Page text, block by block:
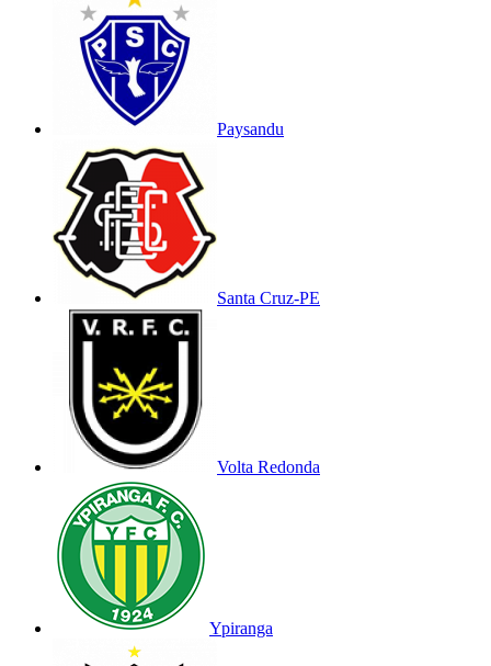
Paysandu
Santa Cruz-PE
Volta Redonda
Ypiranga